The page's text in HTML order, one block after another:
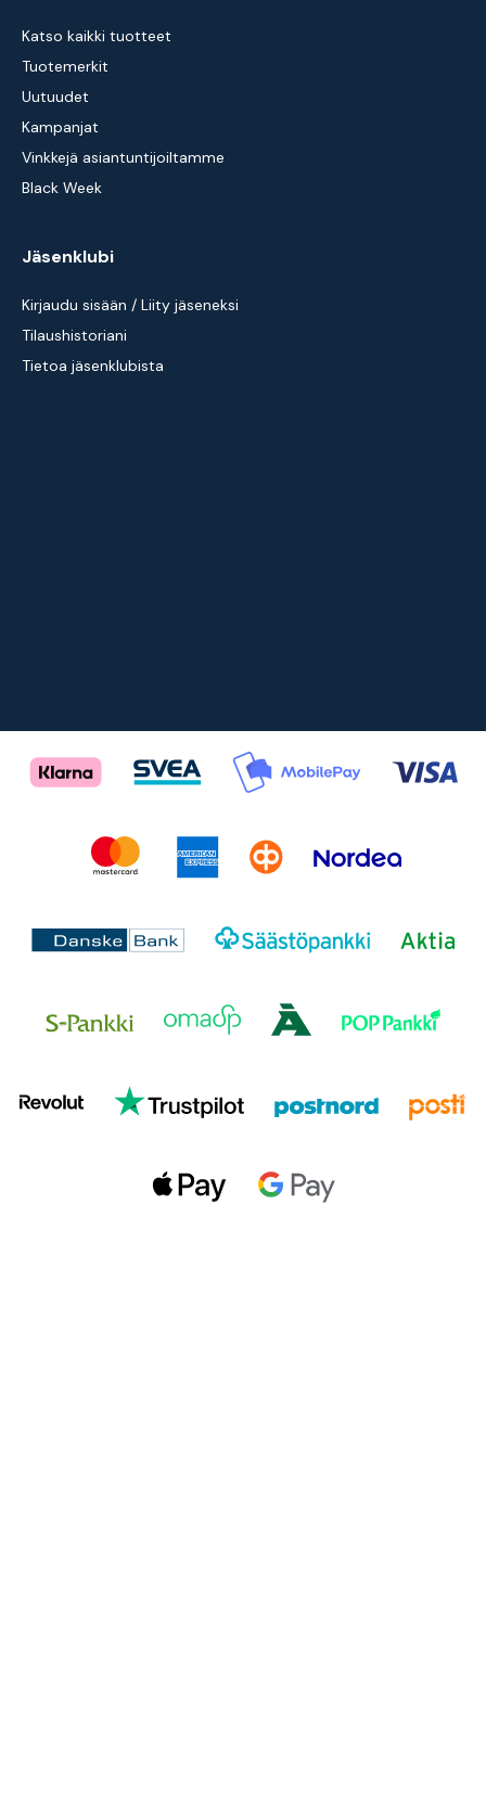
Katso kaikki tuotteet
Tuotemerkit
Uutuudet
Kampanjat
Vinkkejä asiantuntijoiltamme
Black Week
Jäsenklubi
Kirjaudu sisään / Liity jäseneksi
Tilaushistoriani
Tietoa jäsenklubista